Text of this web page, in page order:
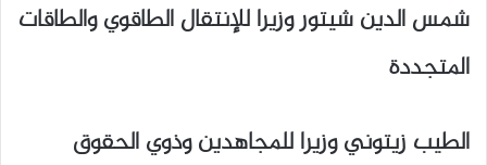
شمس الدين شيتور وزيرا للإنتقال الطاقوي والطاقات
المتجددة
الطيب زيتوني وزيرا للمجاهدين وذوي الحقوق